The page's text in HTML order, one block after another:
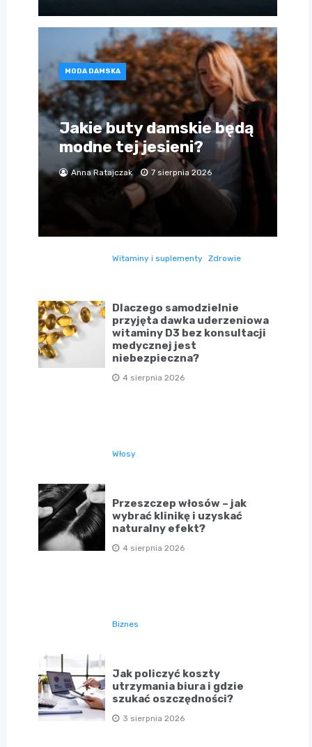
MODA DAMSKA
Jakie buty damskie będą
modne tej jesieni?
Anna Ratajczak 7 sierpnia 2026
Witaminy i suplementy Zdrowie
Dlaczego samodzielnie
przyjęta dawka uderzeniowa
witaminy D3 bez konsultacji
medycznej jest
niebezpieczna?
4 sierpnia 2026
Włosy
Przeszczep włosów – jak
wybrać klinikę i uzyskać
naturalny efekt?
4 sierpnia 2026
Biznes
Jak policzyć koszty
utrzymania biura i gdzie
szukać oszczędności?
3 sierpnia 2026